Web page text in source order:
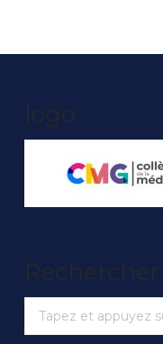
logo
Rechercher
Recherche
: